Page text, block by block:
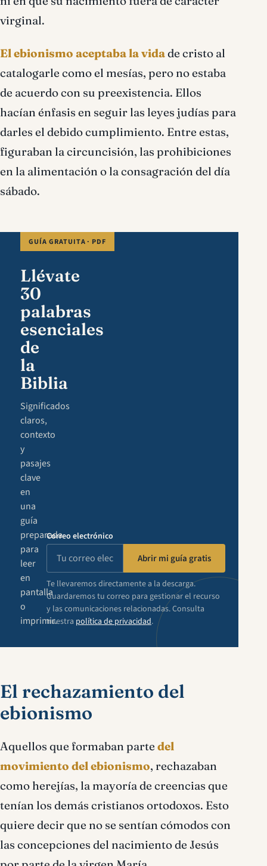
virginal.
El ebionismo aceptaba la vidade cristo al
catalogarle como el mesías, pero no estaba
de acuerdo con su preexistencia. Ellos
hacían énfasis en seguir las leyes judías para
darles el debido cumplimiento. Entre estas,
figuraban la circuncisión, las prohibiciones
en la alimentación o la consagración del día
sábado.
GUÍA GRATUITA · PDF
Llévate
30
palabras
esenciales
de
la
Biblia
Significados
claros,
contexto
y
pasajes
clave
en
una
guía
preparada
para
leer
en
pantalla
o
imprimir.
Correo electrónico
Abrir mi guía gratis
Te llevaremos directamente a la descarga.
Guardaremos tu correo para gestionar el recurso
y las comunicaciones relacionadas. Consulta
nuestra política de privacidad.
El rechazamiento del
ebionismo
Aquellos que formaban parte del
movimiento del ebionismo, rechazaban
como herejías, la mayoría de creencias que
tenían los demás cristianos ortodoxos. Esto
quiere decir que no se sentían cómodos con
las concepciones del nacimiento de Jesús